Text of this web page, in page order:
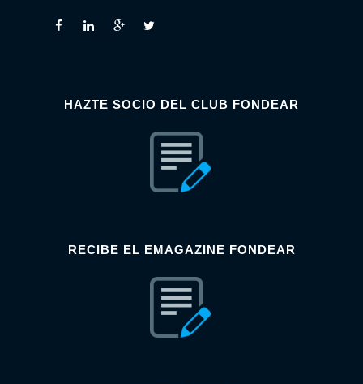
HAZTE SOCIO DEL CLUB FONDEAR
RECIBE EL EMAGAZINE FONDEAR